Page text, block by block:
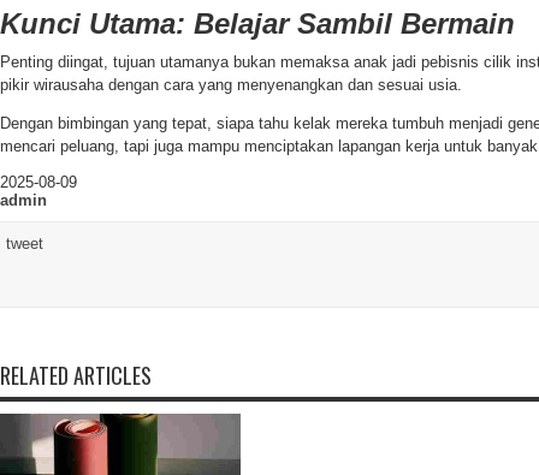
Kunci Utama: Belajar Sambil Bermain
Penting diingat, tujuan utamanya bukan memaksa anak jadi pebisnis cilik
pikir wirausaha dengan cara yang menyenangkan dan sesuai usia.
Dengan bimbingan yang tepat, siapa tahu kelak mereka tumbuh menjadi
mencari peluang, tapi juga mampu menciptakan lapangan kerja untuk
2025-08-09
admin
tweet
RELATED ARTICLES